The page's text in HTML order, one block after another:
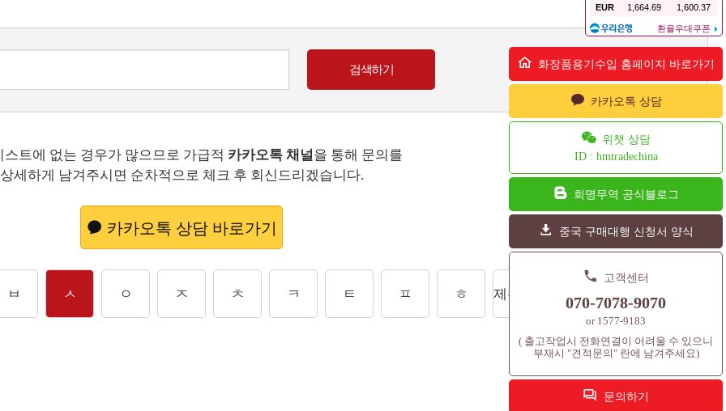
화장품용기수입 홈페이지 바로가기
카카오톡 상담
위챗 상담
ID : hmtradechina
희명무역 공식블로그
중국 구매대행 신청서 양식
고객센터
070-7078-9070
or 1577-9183
( 출고작업시 전화연결이 어려울 수 있으니
부재시 "견적문의" 란에 남겨주세요)
문의하기
스트에 없는 경우가 많으므로 가급적 카카오톡 채널을 통해 문의를
상세하게 남겨주시면 순차적으로 체크 후 회신드리겠습니다.
카카오톡 상담 바로가기
ㅂ ㅅ ㅇ ㅈ ㅊ ㅋ ㅌ ㅍ ㅎ 제주도상품 셔틀콕 컨텐츠